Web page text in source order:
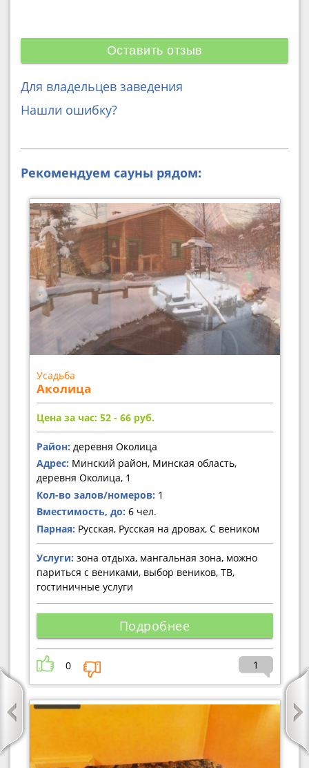
Оставить отзыв
Для владельцев заведения
Нашли ошибку?
Рекомендуем сауны рядом:
Усадьба
Аколица
Цена за час: 52 - 66 руб.
Район: деревня Околица
Адрес: Минский район, Минская область,
деревня Околица, 1
Кол-во залов/номеров: 1
Вместимость, до: 6 чел.
Парная: Русская, Русская на дровах, С веником
Услуги: зона отдыха, мангальная зона, можно
париться с вениками, выбор веников, ТВ,
гостиничные услуги
Подробнее
0 1